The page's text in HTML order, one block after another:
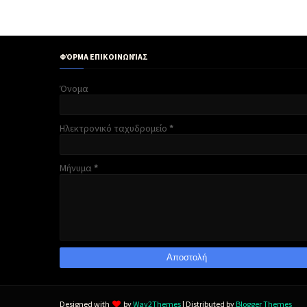
ΦΌΡΜΑ ΕΠΙΚΟΙΝΩΝΊΑΣ
Όνομα
Ηλεκτρονικό ταχυδρομείο *
Μήνυμα *
Designed with byWay2Themes | Distributed by Blogger Themes